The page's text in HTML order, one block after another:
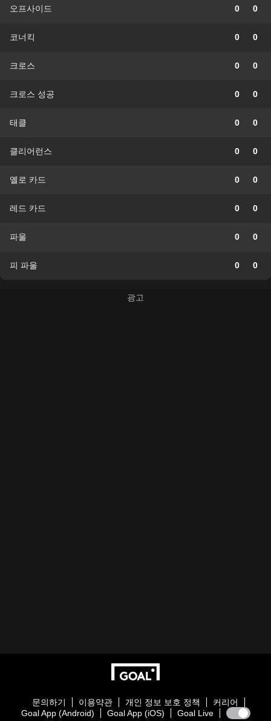
오프사이드 0 0
코너킥 0 0
크로스 0 0
크로스 성공 0 0
태클 0 0
클리어런스 0 0
옐로 카드 0 0
레드 카드 0 0
파울 0 0
피 파울 0 0
문의하기 이용약관 개인 정보 보호 정책
커리어
Goal App (Android)
Goal App (iOS) Goal Live